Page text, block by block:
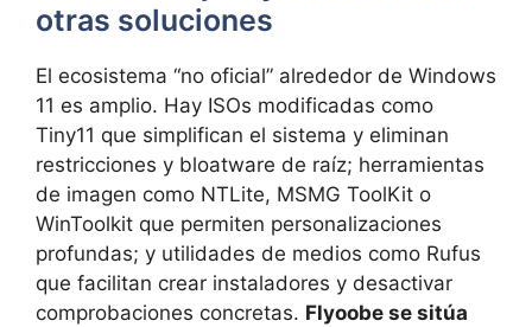
otras soluciones
El ecosistema “no oficial” alrededor de Windows
11 es amplio. Hay ISOs modificadas como
Tiny11 que simplifican el sistema y eliminan
restricciones y bloatware de raíz; herramientas
de imagen como NTLite, MSMG ToolKit o
WinToolkit que permiten personalizaciones
profundas; y utilidades de medios como Rufus
que facilitan crear instaladores y desactivar
comprobaciones concretas. Flyoobe se sitúa